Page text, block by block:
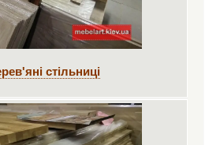
стільниці